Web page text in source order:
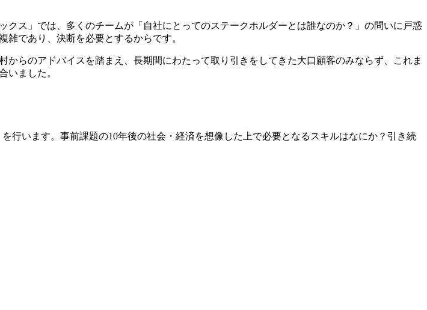
ス」では、多くのチームが「自社にとってのステークホルダーとは誰なのか？」の問いに戸惑
であり、決断を必要とするからです。
らのアドバイスを踏まえ、長期間にわたって取り引きをしてきた大口顧客のみならず、これま
いました。
行います。事前課題の10年後の社会・経済を想像した上で必要となるスキルはなにか？引き続